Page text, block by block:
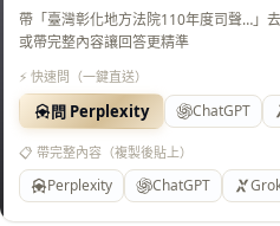
帶「臺灣彰化地方法院110年度司聲…」
或帶完整內容讓回答更精準
⚡ 快速問（一鍵直送）
問 Perplexity ChatGPT
📋 帶完整內容（複製後貼上）
Perplexity ChatGPT